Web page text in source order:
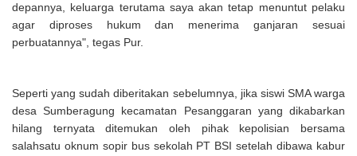
depannya, keluarga terutama saya akan tetap menuntut pelaku
agar diproses hukum dan menerima ganjaran sesuai
perbuatannya", tegas Pur.
Seperti yang sudah diberitakan sebelumnya, jika siswi SMA warga
desa Sumberagung kecamatan Pesanggaran yang dikabarkan
hilang ternyata ditemukan oleh pihak kepolisian bersama
salahsatu oknum sopir bus sekolah PT BSI setelah dibawa kabur